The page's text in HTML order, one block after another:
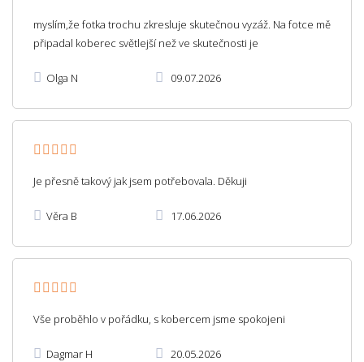
myslím,že fotka trochu zkresluje skutečnou vyzáž. Na fotce mě
připadal koberec světlejší než ve skutečnosti je
Olga N 09.07.2026
Je přesně takový jak jsem potřebovala. Děkuji
Věra B 17.06.2026
Vše proběhlo v pořádku, s kobercem jsme spokojeni
Dagmar H 20.05.2026